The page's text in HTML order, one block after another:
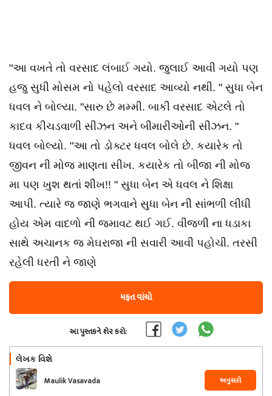
"આ વખતે તો વરસાદ લંબાઈ ગયો. જુલાઈ આવી ગયો પણ
હજુ સુધી મોસમ નો પહેલો વરસાદ આવ્યો નથી. " સુધા બેન
ધવલ ને બોલ્યા. "સારુ છે મમ્મી. બાકી વરસાદ એટલે તો
કાદવ કીચડવાળી સીઝન અને બીમારીઓની સીઝન. "
ધવલ બોલ્યો. "આ તો ડોક્ટર ધવલ બોલે છે. કયારેક તો
જીવન ની મોજ માણતા સીખ. કયારેક તો બીજા ની મોજ
મા પણ ખુશ થતાં શીખ!! " સુધા બેન એ ધવલ ને શિક્ષા
આપી. ત્યારે જ જાણે ભગવાને સુધા બેન ની સાંભળી લીધી
હોય એમ વાદળો ની જમાવટ થઈ ગઈ. વીજળી ના ધડાકા
સાથે અચાનક જ મેઘરાજા ની સવારી આવી પહોચી. તરસી
રહેલી ધરતી ને જાણે
મફત વાંચો
આ પુસ્તકને શેર કરો:
લેખક વિશે
Maulik Vasavada અનુસરો